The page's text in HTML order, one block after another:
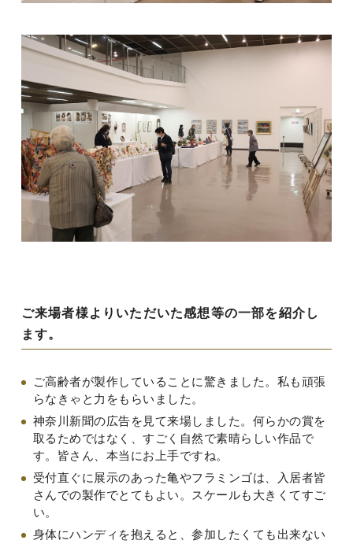
ご来場者様よりいただいた感想等の一部を紹介し
ます。
ご高齢者が製作していることに驚きました。私も頑張
らなきゃと力をもらいました。
神奈川新聞の広告を見て来場しました。何らかの賞を
取るためではなく、すごく自然で素晴らしい作品で
す。皆さん、本当にお上手ですね。
受付直ぐに展示のあった亀やフラミンゴは、入居者皆
さんでの製作でとてもよい。スケールも大きくてすご
い。
身体にハンディを抱えると、参加したくても出来ない